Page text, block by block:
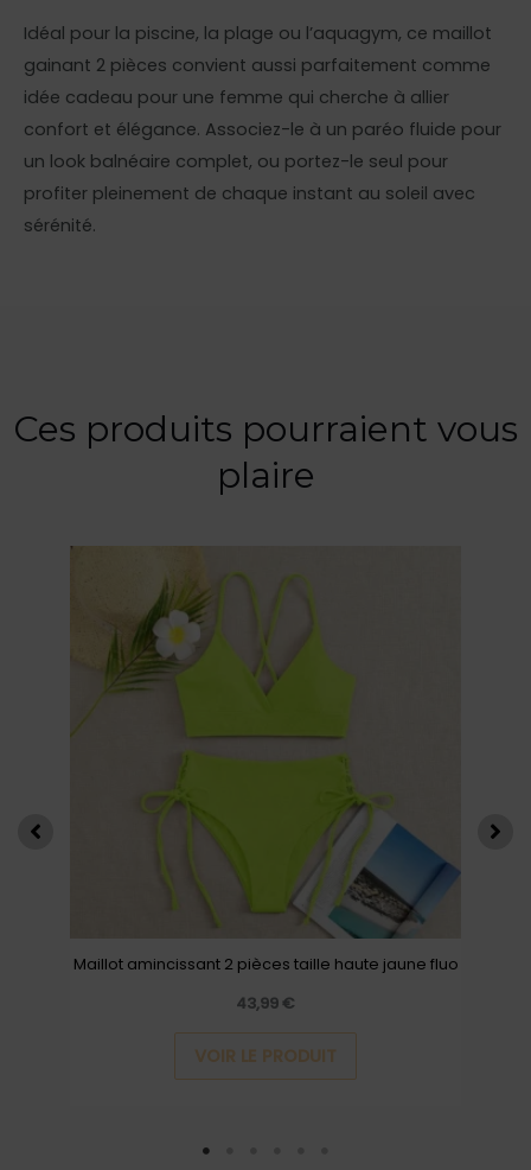
Idéal pour la piscine, la plage ou l’aquagym, ce maillot
gainant 2 pièces convient aussi parfaitement comme
idée cadeau pour une femme qui cherche à allier
confort et élégance. Associez-le à un paréo fluide pour
un look balnéaire complet, ou portez-le seul pour
profiter pleinement de chaque instant au soleil avec
sérénité.
Ces produits pourraient vous
plaire
Maillot amincissant 2 pièces taille haute jaune fluo
43,99€
VOIR LE PRODUIT
être
choisies
sur
la
page
du